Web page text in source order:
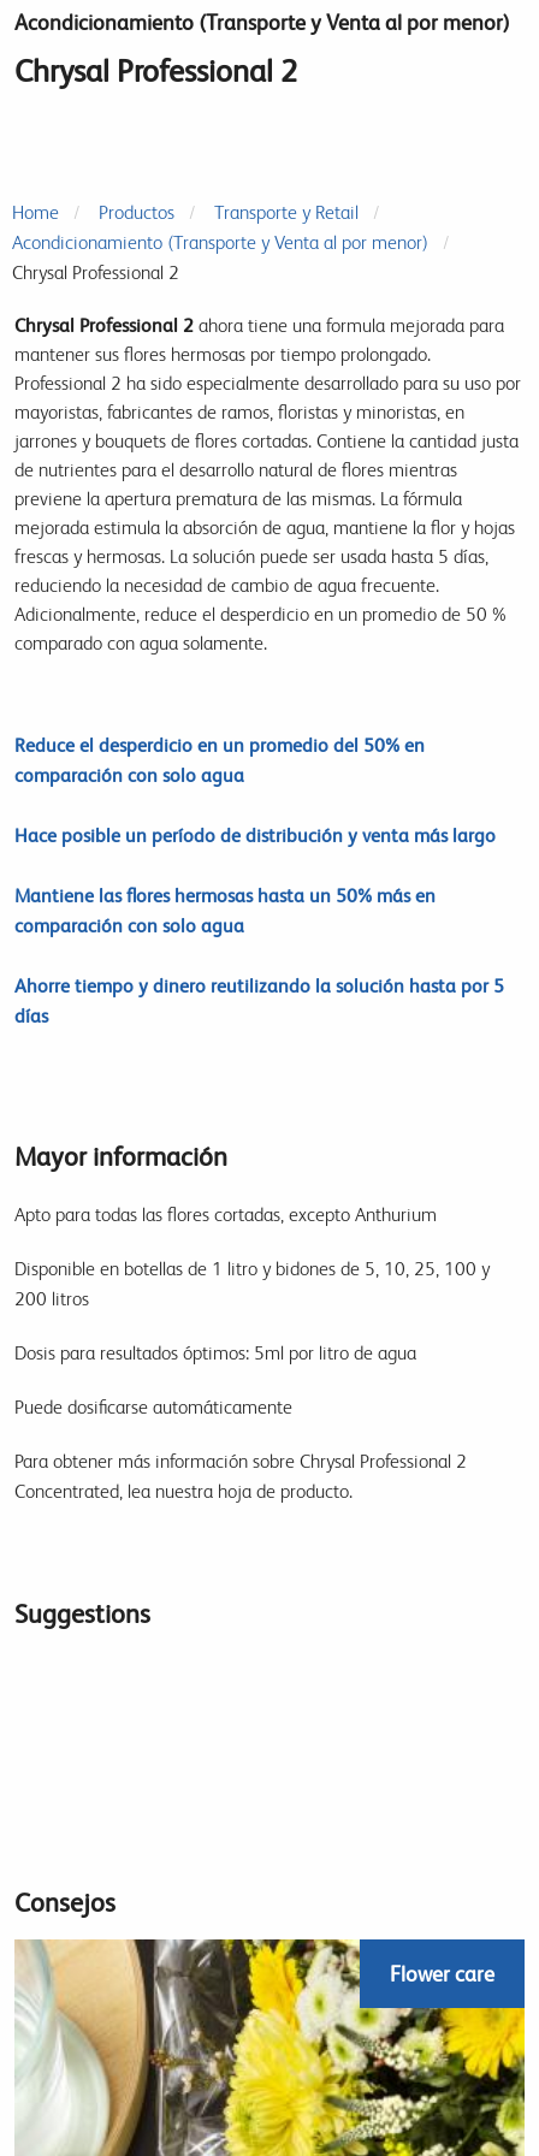
Acondicionamiento (Transporte y Venta al por menor)
Chrysal Professional 2
Home Productos
Transporte y Retail
Acondicionamiento (Transporte y Venta al por menor)
Chrysal Professional 2
Chrysal Professional 2 ahora tiene una formula mejorada para
mantener sus flores hermosas por tiempo prolongado.
Professional 2 ha sido especialmente desarrollado para su uso por
mayoristas, fabricantes de ramos, floristas y minoristas, en
jarrones y bouquets de flores cortadas. Contiene la cantidad justa
de nutrientes para el desarrollo natural de flores mientras
previene la apertura prematura de las mismas. La fórmula
mejorada estimula la absorción de agua, mantiene la flor y hojas
frescas y hermosas. La solución puede ser usada hasta 5 días,
reduciendo la necesidad de cambio de agua frecuente.
Adicionalmente, reduce el desperdicio en un promedio de 50 %
comparado con agua solamente.
Reduce el desperdicio en un promedio del 50% en
comparación con solo agua
Hace posible un período de distribución y venta más largo
Mantiene las flores hermosas hasta un 50% más en
comparación con solo agua
Ahorre tiempo y dinero reutilizando la solución hasta por 5
días
Mayor información
Apto para todas las flores cortadas, excepto Anthurium
Disponible en botellas de 1 litro y bidones de 5, 10, 25, 100 y
200 litros
Dosis para resultados óptimos: 5ml por litro de agua
Puede dosificarse automáticamente
Para obtener más información sobre Chrysal Professional 2
Concentrated, lea nuestra hoja de producto.
Suggestions
Consejos
Flower care